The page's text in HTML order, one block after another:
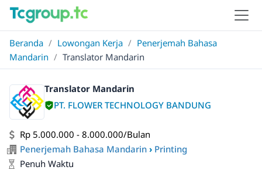
Beranda / Lowongan Kerja / Penerjemah Bahasa
Mandarin / Translator Mandarin
Translator Mandarin
PT. FLOWER TECHNOLOGY BANDUNG
Rp 5.000.000 - 8.000.000/Bulan
Penerjemah Bahasa Mandarin › Printing
Penuh Waktu